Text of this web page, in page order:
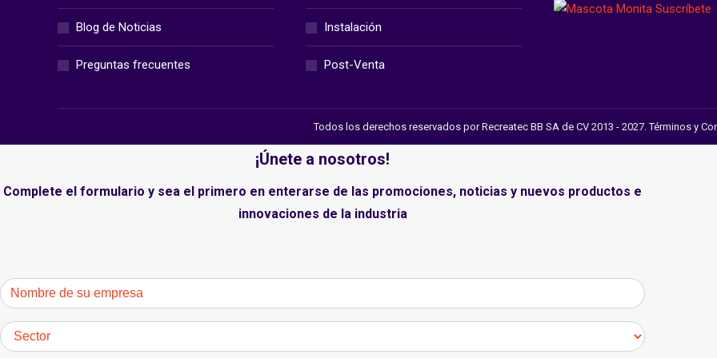
Blog de Noticias
Preguntas frecuentes
Instalación
Post-Venta
Todos los derechos reservados por Recreatec BB SA de CV 2013 - 2027.Términos y
¡Únete a nosotros!
Complete el formulario y sea el primero en enterarse de las promociones, noticias y nuevos productos e
innovaciones de la industria